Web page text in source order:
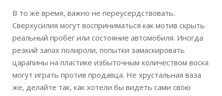
В то же время, важно не переусердствовать.
Сверхусилия могут восприниматься как мотив скрыть
реальный пробег или состояние автомобиля. Иногда
резкий запах полироли, попытки замаскировать
царапины на пластике избыточным количеством воска
могут играть против продавца. Не хрустальная ваза
же, делайте так, как хотели бы видеть сами свою